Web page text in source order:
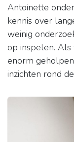
Antoinette
kennis over
weinig
op inspelen.
enorm
inzichten rond